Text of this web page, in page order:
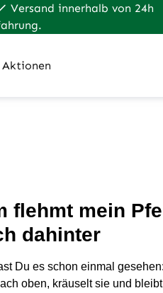
Versand innerhalb von 24h
Aktionen
flehmt mein
dahinter
Du es schon einmal
oben, kräuselt sie und